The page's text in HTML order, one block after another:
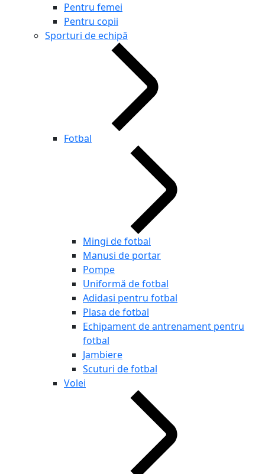
Pentru femei
Pentru copii
Sporturi de echipă
Fotbal
Mingi de fotbal
Manusi de portar
Pompe
Uniformă de fotbal
Adidasi pentru fotbal
Plasa de fotbal
Echipament de antrenament pentru
fotbal
Jambiere
Scuturi de fotbal
Volei